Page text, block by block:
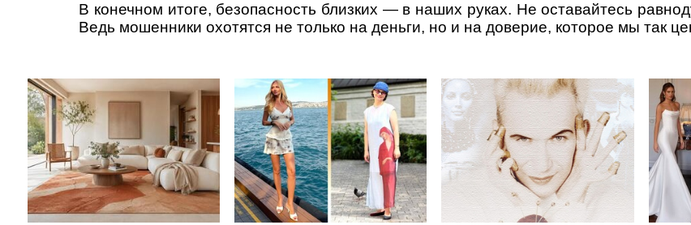
В конечном итоге, безопасность близких — в наших руках. Не оставайтесь
Ведь мошенники охотятся не только на деньги, но и на доверие, которое мы так